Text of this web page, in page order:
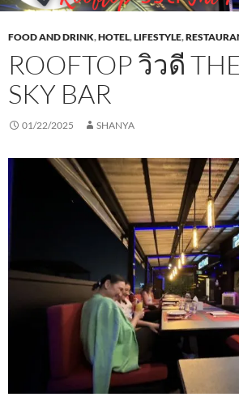
FOOD AND DRINK,HOTEL,LIFESTYLE,
ROOFTOP วิวดี
SKY BAR
01/22/2025 SHANYA